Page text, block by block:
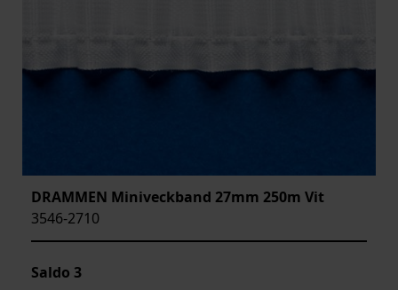
DRAMMEN Miniveckband 27mm 250m Vit
3546-2710
Saldo 3